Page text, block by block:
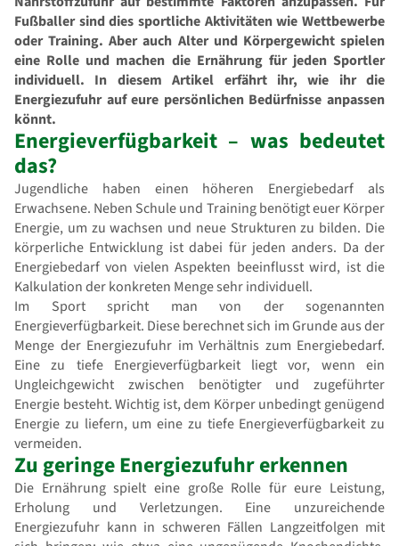
Fußballer sind dies sportliche Aktivitäten wie Wettbewerbe
oder Training. Aber auch Alter und Körpergewicht spielen
eine Rolle und machen die Ernährung für jeden Sportler
individuell. In diesem Artikel erfährt ihr, wie ihr die
Energiezufuhr auf eure persönlichen Bedürfnisse anpassen
könnt.
Energieverfügbarkeit – was bedeutet
das?
Jugendliche haben einen höheren Energiebedarf als
Erwachsene. Neben Schule und Training benötigt euer Körper
Energie, um zu wachsen und neue Strukturen zu bilden. Die
körperliche Entwicklung ist dabei für jeden anders. Da der
Energiebedarf von vielen Aspekten beeinflusst wird, ist die
Kalkulation der konkreten Menge sehr individuell.
Im Sport spricht man von der sogenannten
Energieverfügbarkeit. Diese berechnet sich im Grunde aus der
Menge der Energiezufuhr im Verhältnis zum Energiebedarf.
Eine zu tiefe Energieverfügbarkeit liegt vor, wenn ein
Ungleichgewicht zwischen benötigter und zugeführter
Energie besteht. Wichtig ist, dem Körper unbedingt genügend
Energie zu liefern, um eine zu tiefe Energieverfügbarkeit zu
vermeiden.
Zu geringe Energiezufuhr erkennen
Die Ernährung spielt eine große Rolle für eure Leistung,
Erholung und Verletzungen. Eine unzureichende
Energiezufuhr kann in schweren Fällen Langzeitfolgen mit